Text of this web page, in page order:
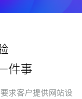
件事
求客户提供网站设